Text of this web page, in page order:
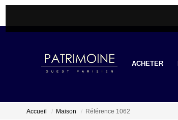
ACHETER
Accueil Maison Référence 1062